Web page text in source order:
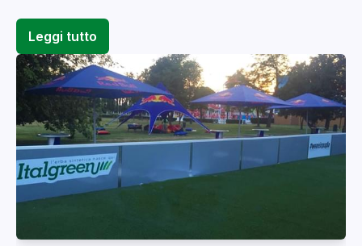
Leggi tutto